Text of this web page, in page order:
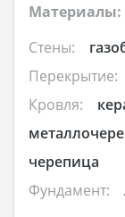
Материалы:
Стены:
Перекрытие:
Кровля:
черепица
Фундамент: